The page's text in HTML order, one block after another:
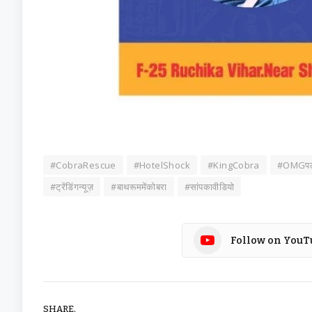
#CobraRescue #HotelShock #KingCobra
#ट्रेंडिंगन्यूज़
#बाथरूममेंकोबरा #सांपकावीडियो
Follow on
SHARE.